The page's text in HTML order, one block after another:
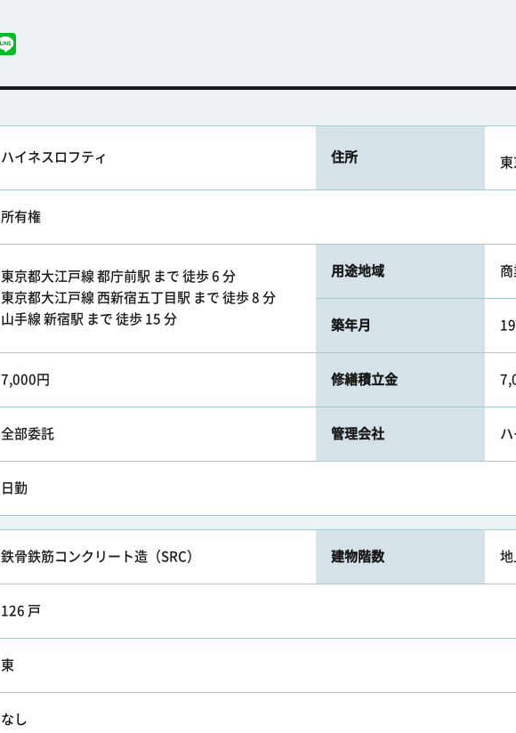
ハイネスロフティ 住所
所有権
東京都大江戸線 都庁前駅 まで 徒歩 6 分
東京都大江戸線 西新宿五丁目駅 まで 徒歩 8 分
山手線 新宿駅 まで 徒歩 15 分
用途地域
築年月
7,000円 修繕積立金
全部委託 管理会社
日勤
鉄骨鉄筋コンクリート造（SRC） 建物階数 地
126 戸
東
なし